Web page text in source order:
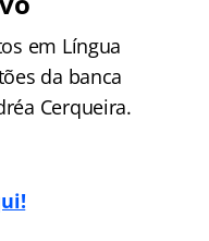
em Língua
da banca
Cerqueira.